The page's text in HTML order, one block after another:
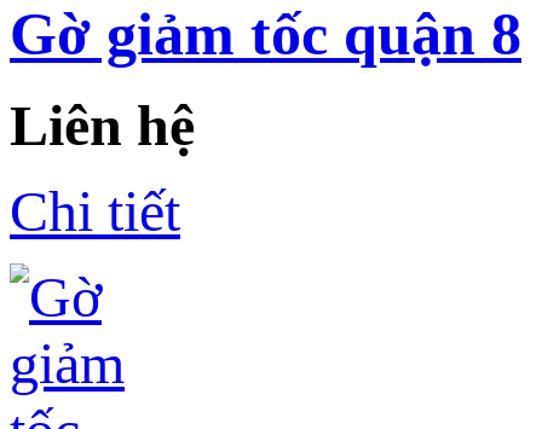
Gờ giảm tốc quận 8
Liên hệ
Chi tiết